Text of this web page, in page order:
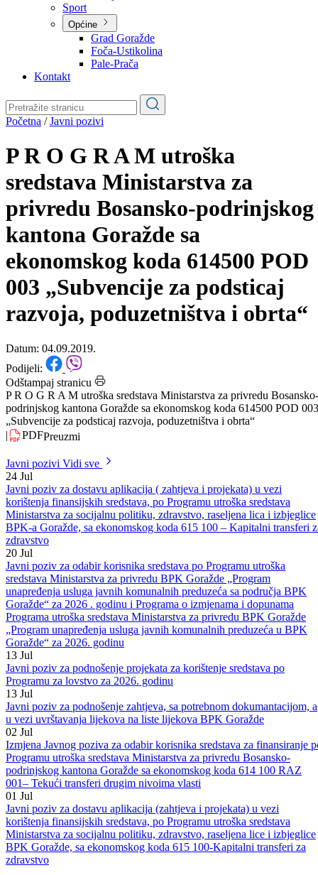
Privreda
Turizam
Obrazovanje
Općine
Pale-Prača
Kontakt
Početna /Javni pozivi
P R O G R A M utroška
sredstava Ministarstva za
privredu Bosansko-podrinjskog
kantona Goražde sa
ekonomskog koda 614500 POD
003 „Subvencije za podsticaj
razvoja, poduzetništva i obrta“
Datum: 04.09.2019.
Podijeli:
Odštampaj stranicu
P R O G R A M utroška sredstava Ministarstva za privredu Bosansko-
„Subvencije za podsticaj razvoja, poduzetništva i obrta“
|
PDF
Javni poziviVidi sve
24 Jul
Javni poziv za dostavu aplikacija ( zahtjeva i projekata) u vezi
korištenja finansijskih sredstava, po Programu utroška sredstava
Ministarstva za socijalnu politiku, zdravstvo, raseljena lica i izbjeglice
BPK-a Goražde, sa ekonomskog koda 615 100 – Kapitalni transferi
zdravstvo
20 Jul
Javni poziv za odabir korisnika sredstava po Programu utroška
sredstava Ministarstva za privredu BPK Goražde „Program
unapređenja usluga javnih komunalnih preduzeća sa područja BPK
Goražde“ za 2026 . godinu i Programa o izmjenama i dopunama
Programa utroška sredstava Ministarstva za privredu BPK Goražde
„Program unapređenja usluga javnih komunalnih preduzeća u BPK
Goražde“ za 2026. godinu
13 Jul
Javni poziv za podnošenje projekata za korištenje sredstava po
Programu za lovstvo za 2026. godinu
13 Jul
Javni poziv za podnošenje zahtjeva, sa potrebnom dokumantacijom, a
u vezi uvrštavanja lijekova na liste lijekova BPK Goražde
02 Jul
Izmjena Javnog poziva za odabir korisnika sredstava za finansiranje
Programu utroška sredstava Ministarstva za privredu Bosansko-
podrinjskog kantona Goražde sa ekonomskog koda 614 100 RAZ
001– Tekući transferi drugim nivoima vlasti
01 Jul
Javni poziv za dostavu aplikacija (zahtjeva i projekata) u vezi
korištenja finansijskih sredstava, po Programu utroška sredstava